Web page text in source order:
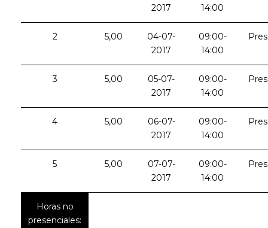
2017
14:00
2 5,00
04-07-
2017
09:00-
14:00
3 5,00
05-07-
2017
09:00-
14:00
4 5,00
06-07-
2017
09:00-
14:00
5 5,00
07-07-
2017
09:00-
14:00
Horas no
presenciales: